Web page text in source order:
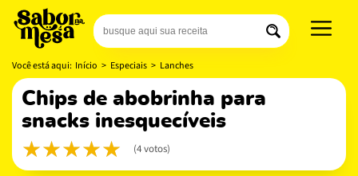
Você está aqui: Início > Especiais > Lanches
chips de abobrinha para
snacks inesquecíveis
(4 votos)